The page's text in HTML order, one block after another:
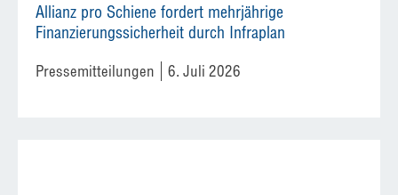
Allianz pro Schiene fordert mehrjährige
Finanzierungssicherheit durch Infraplan
Pressemitteilungen 6. Juli 2026